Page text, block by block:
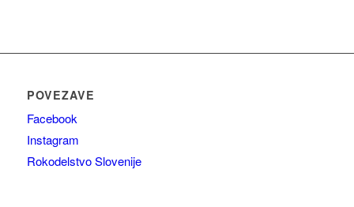
POVEZAVE
Facebook
Instagram
Rokodelstvo Slovenije